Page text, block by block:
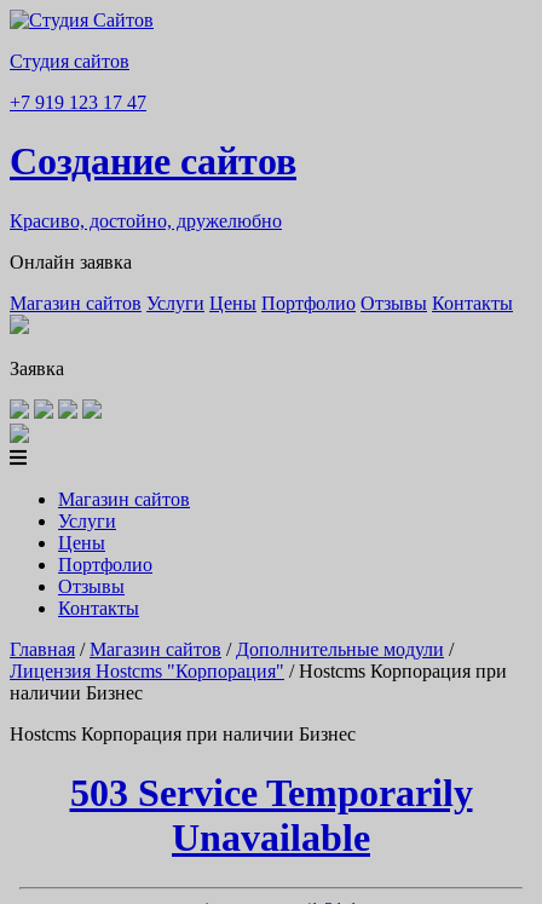
Студия сайтов
+7 919 123 17 47
Создание сайтов
Красиво, достойно, дружелюбно
Онлайн заявка
Магазин сайтов Услуги Цены Портфолио Отзывы Контакты
Заявка
Магазин сайтов
Услуги
Цены
Портфолио
Отзывы
Контакты
Главная / Магазин сайтов / Дополнительные модули /
Лицензия Hostcms "Корпорация" / Hostcms Корпорация при
наличии Бизнес
Hostcms Корпорация при наличии Бизнес
503 Service Temporarily
Unavailable